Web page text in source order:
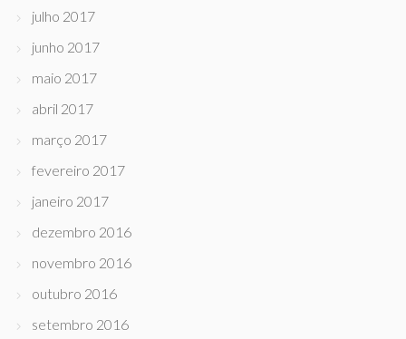
julho 2017
junho 2017
maio 2017
abril 2017
março 2017
fevereiro 2017
janeiro 2017
dezembro 2016
novembro 2016
outubro 2016
setembro 2016